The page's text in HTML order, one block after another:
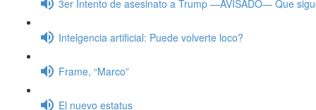
3er Intento de asesinato a Trump —AVISADO— Que
Intelgencia artificial: Puede volverte loco?
Frame, “Marco”
El nuevo estatus